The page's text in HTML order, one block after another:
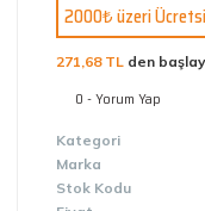
2000₺ üzeri
271,68 TL den
0 - Yorum Yap
Kategori
Marka
Stok Kodu